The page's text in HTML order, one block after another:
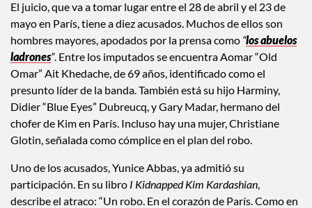
El juicio, que va a tomar lugar entre el 28 de abril y el 23 de
mayo en París, tiene a diez acusados. Muchos de ellos son
hombres mayores, apodados por la prensa como “los abuelos
ladrones”. Entre los imputados se encuentra Aomar “Old
Omar” Ait Khedache, de 69 años, identificado como el
presunto líder de la banda. También está su hijo Harminy,
Didier “Blue Eyes” Dubreucq, y Gary Madar, hermano del
chofer de Kim en París. Incluso hay una mujer, Christiane
Glotin, señalada como cómplice en el plan del robo.
Uno de los acusados, Yunice Abbas, ya admitió su
participación. En su libro I Kidnapped Kim Kardashian,
describe el atraco: “Un robo. En el corazón de París. Como en